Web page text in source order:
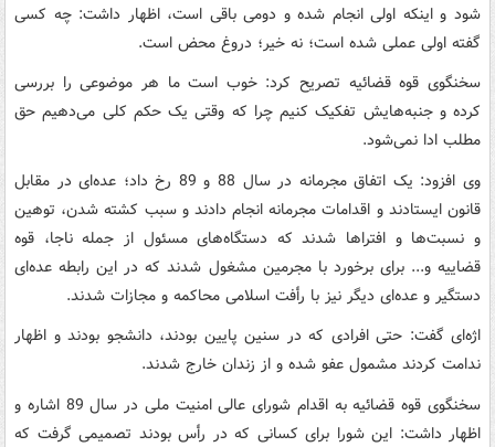
شود و اینکه اولی انجام شده و دومی باقی است، اظهار داشت: چه کسی
گفته اولی عملی شده است؛ نه‌ خیر؛ دروغ محض است.
سخنگوی قوه قضائیه تصریح کرد: خوب است ما هر موضوعی را بررسی
کرده و جنبه‌هایش تفکیک کنیم چرا که وقتی یک حکم کلی می‌دهیم حق
مطلب ادا نمی‌شود.
وی افزود: یک اتفاق مجرمانه در سال 88 و 89 رخ داد؛ عده‌ای در مقابل
قانون ایستادند و اقدامات مجرمانه انجام دادند و سبب کشته شدن، توهین
و نسبت‌ها و افتراها شدند که دستگاه‌های مسئول از جمله ناجا، قوه
قضاییه و... برای برخورد با مجرمین مشغول شدند که در این رابطه عده‌ای
دستگیر و عده‌ای دیگر نیز با رأفت اسلامی محاکمه و مجازات شدند.
اژه‌ای گفت: حتی افرادی که در سنین پایین بودند، دانشجو بودند و اظهار
ندامت کردند مشمول عفو شده و از زندان خارج شدند.
سخنگوی قوه قضائیه به اقدام شورای عالی امنیت ملی در سال 89 اشاره و
اظهار داشت: این شورا برای کسانی که در رأس بودند تصمیمی گرفت که